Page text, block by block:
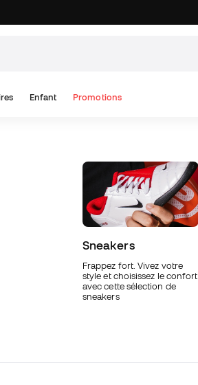
Enfant Promotions
Sneakers
Frappez fort. Vivez votre
style et choisissez le confort
avec cette sélection de
sneakers